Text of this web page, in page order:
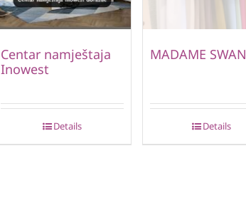
Centar namještaja
Inowest
Details
MADAME SWAN
Details